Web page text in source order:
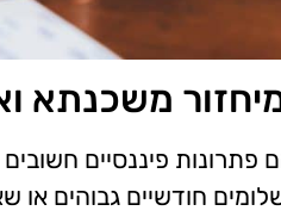
משכנתא
פתרונות פיננסיים
חודשיים גבוהים